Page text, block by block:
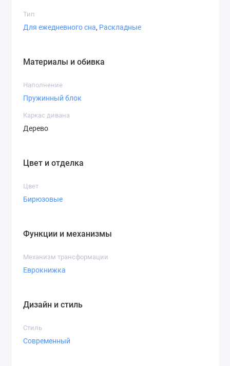
Тип
Для ежедневного сна, Раскладные
Материалы и обивка
Наполнение
Пружинный блок
Каркас дивана
Дерево
Цвет и отделка
Цвет
Бирюзовые
Функции и механизмы
Механизм трансформации
Еврокнижка
Дизайн и стиль
Стиль
Современный